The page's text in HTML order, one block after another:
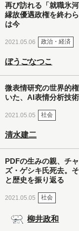
再び訪れる「就職氷河
縁故優遇政権を終わ
は今
2021.05.06 政治・経済
ぼうごなつこ
微表情研究の世界的
いた、AI表情分析技
2021.05.05 社会
清水建二
PDFの生みの親、チ
ズ・ゲシキ氏死去。
と歴史を振り返る
2021.05.05 社会
柳井政和